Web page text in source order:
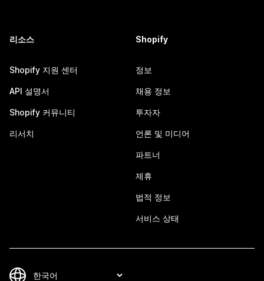
리소스
Shopify 지원 센터
API 설명서
Shopify 커뮤니티
리서치
Shopify
정보
채용 정보
투자자
언론 및 미디어
파트너
제휴
법적 정보
서비스 상태